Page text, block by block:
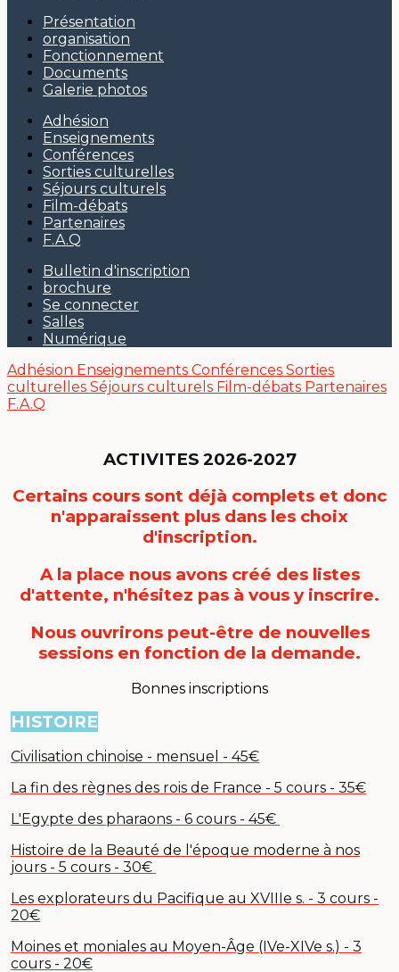
Présentation
organisation
Fonctionnement
Documents
Galerie photos
Adhésion
Enseignements
Conférences
Sorties culturelles
Séjours culturels
Film-débats
Partenaires
F.A.Q
Bulletin d'inscription
brochure
Se connecter
Salles
Numérique
Adhésion Enseignements Conférences Sorties
culturelles Séjours culturels Film-débats Partenaires
F.A.Q
ACTIVITES 2026-2027
Certains cours sont déjà complets et donc
n'apparaissent plus dans les choix
d'inscription.
A la place nous avons créé des listes
d'attente, n'hésitez pas à vous y inscrire.
Nous ouvrirons peut-être de nouvelles
sessions en fonction de la demande.
Bonnes inscriptions
HISTOIRE
Civilisation chinoise - mensuel - 45€
La fin des règnes des rois de France - 5 cours - 35€
L'Egypte des pharaons - 6 cours - 45€
Histoire de la Beauté de l'époque moderne à nos
jours - 5 cours - 30€
Les explorateurs du Pacifique au XVIIIe s. - 3 cours -
20€
Moines et moniales au Moyen-Âge (IVe-XIVe s.) - 3
cours - 20€